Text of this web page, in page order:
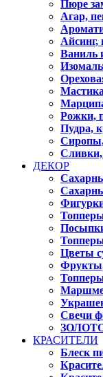
Пюре
Агар,
Айсинг,
Ваниль
Рожки,
Пудра,
ДЕКОР
Цветы
Свечи
КРАСИТЕЛИ
Блеск